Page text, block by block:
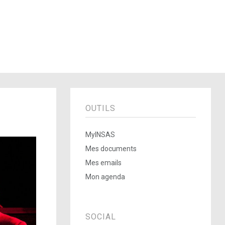
OUTILS
MyINSAS
Mes documents
Mes emails
Mon agenda
SOCIAL